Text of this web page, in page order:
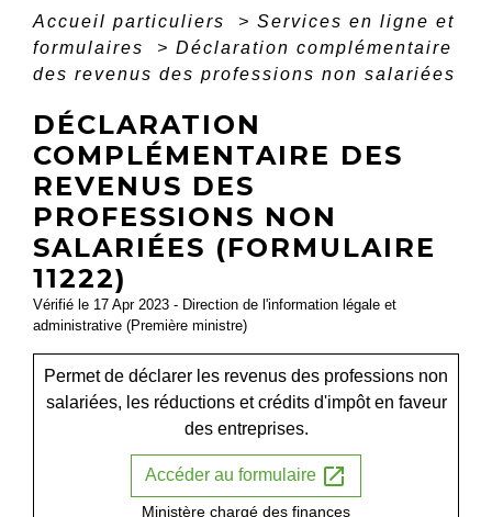
Accueil particuliers > Services en ligne et
formulaires
> Déclaration complémentaire
des revenus des professions non salariées
DÉCLARATION
COMPLÉMENTAIRE DES
REVENUS DES
PROFESSIONS NON
SALARIÉES (FORMULAIRE
11222)
Vérifié le 17 Apr 2023 - Direction de l'information légale et
administrative (Première ministre)
Permet de déclarer les revenus des professions non
salariées, les réductions et crédits d'impôt en faveur
des entreprises.
Accéder au formulaire open_in_new
Ministère chargé des finances